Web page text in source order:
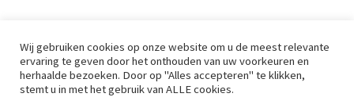
Wij gebruiken cookies op onze website om u de meest relevante
ervaring te geven door het onthouden van uw voorkeuren en
herhaalde bezoeken. Door op "Alles accepteren" te klikken,
stemt u in met het gebruik van ALLE cookies.